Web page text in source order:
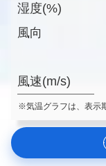
湿度(%)
風向
風速(m/s)
※気温グラフは、表示